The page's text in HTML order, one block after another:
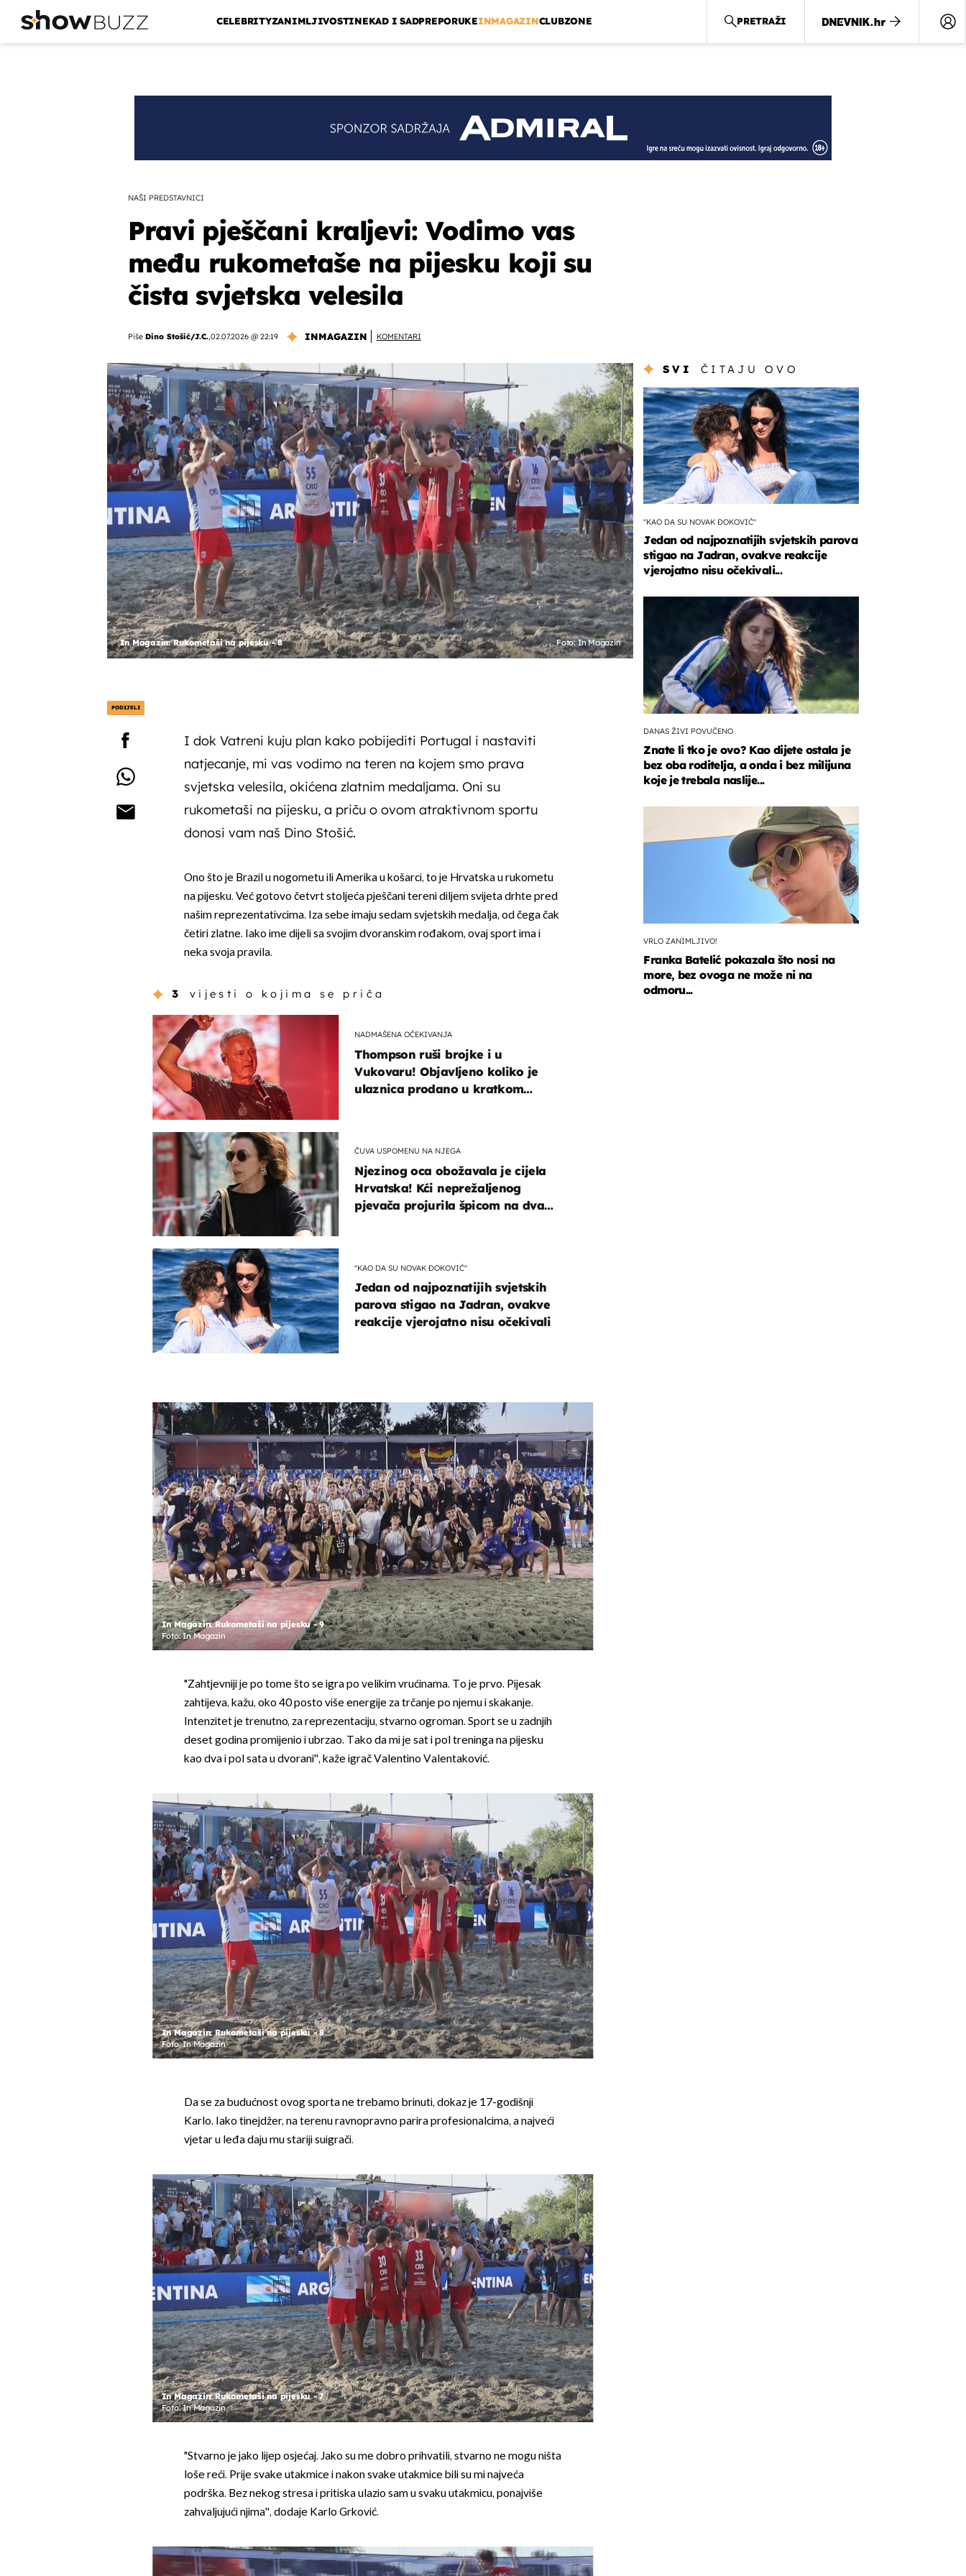
CELEBRITYZANIMLJIVOSTINEKAD I SADPREPORUKEINMAGAZINCLUBZONE PRETRAŽI
NAŠI PREDSTAVNICI
Pravi pješčani kraljevi: Vodimo vas
među rukometaše na pijesku koji su
čista svjetska velesila
Piše Dino Stošić/J.C.,02.07.2026 @ 22:19 INMAGAZIN KOMENTARI
In Magazin: Rukometaši na pijesku - 8 Foto: In Magazin
PODIJELI
I dok Vatreni kuju plan kako pobijediti Portugal i nastaviti
natjecanje, mi vas vodimo na teren na kojem smo prava
svjetska velesila, okićena zlatnim medaljama. Oni su
rukometaši na pijesku, a priču o ovom atraktivnom sportu
donosi vam naš Dino Stošić.
Ono što je Brazil u nogometu ili Amerika u košarci, to je Hrvatska u rukometu
na pijesku. Već gotovo četvrt stoljeća pješčani tereni diljem svijeta drhte pred
našim reprezentativcima. Iza sebe imaju sedam svjetskih medalja, od čega čak
četiri zlatne. Iako ime dijeli sa svojim dvoranskim rođakom, ovaj sport ima i
neka svoja pravila.
3 vijesti o kojima se priča
NADMAŠENA OČEKIVANJA
Thompson ruši brojke i u
Vukovaru! Objavljeno koliko je
ulaznica prodano u kratkom
ČUVA USPOMENU NA NJEGA
Njezinog oca obožavala je cijela
Hrvatska! Kći neprežaljenog
pjevača projurila špicom na dva
"KAO DA SU NOVAK ĐOKOVIĆ"
Jedan od najpoznatijih svjetskih
parova stigao na Jadran, ovakve
reakcije vjerojatno nisu očekivali
In Magazin: Rukometaši na pijesku - 9
Foto: In Magazin
"Zahtjevniji je po tome što se igra po velikim vrućinama. To je prvo. Pijesak
zahtijeva, kažu, oko 40 posto više energije za trčanje po njemu i skakanje.
Intenzitet je trenutno, za reprezentaciju, stvarno ogroman. Sport se u zadnjih
deset godina promijenio i ubrzao. Tako da mi je sat i pol treninga na pijesku
kao dva i pol sata u dvorani'', kaže igrač Valentino Valentaković.
In Magazin: Rukometaši na pijesku - 8
Foto: In Magazin
Da se za budućnost ovog sporta ne trebamo brinuti, dokaz je 17-godišnji
Karlo. Iako tinejdžer, na terenu ravnopravno parira profesionalcima, a najveći
vjetar u leđa daju mu stariji suigrači.
In Magazin: Rukometaši na pijesku - 7
Foto: In Magazin
"Stvarno je jako lijep osjećaj. Jako su me dobro prihvatili, stvarno ne mogu ništa
loše reći. Prije svake utakmice i nakon svake utakmice bili su mi najveća
podrška. Bez nekog stresa i pritiska ulazio sam u svaku utakmicu, ponajviše
zahvaljujući njima'', dodaje Karlo Grković.
SVI ČITAJU OVO
"KAO DA SU NOVAK ĐOKOVIĆ"
Jedan od najpoznatijih svjetskih parova
stigao na Jadran, ovakve reakcije
vjerojatno nisu očekivali...
DANAS ŽIVI POVUČENO
Znate li tko je ovo? Kao dijete ostala je
bez oba roditelja, a onda i bez milijuna
koje je trebala naslije...
VRLO ZANIMLJIVO!
Franka Batelić pokazala što nosi na
more, bez ovoga ne može ni na
odmoru...
OMOGUĆI OBAVIJESTI